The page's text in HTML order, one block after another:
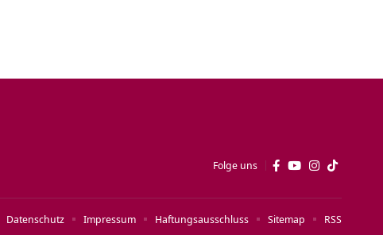
Folge uns
Datenschutz Impressum Haftungsausschluss Sitemap RSS